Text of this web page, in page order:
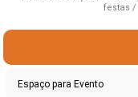
festas
Espaço para Evento